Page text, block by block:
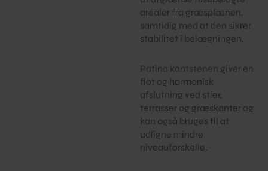
arealer fra græsplænen,
samtidig med at den sikrer
stabilitet i belægningen.
Patina kantstenen giver en
flot og harmonisk
afslutning ved stier,
terrasser og græskanter og
kan også bruges til at
udligne mindre
niveauforskelle.